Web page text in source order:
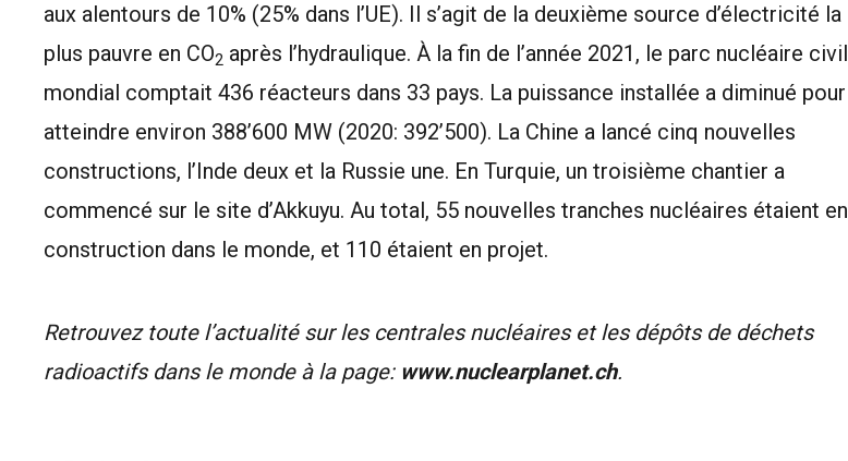
aux alentours de 10% (25% dans l’UE). Il s’agit de la deuxième source d’électricité la
plus pauvre en CO2 après l’hydraulique. À la fin de l’année 2021, le parc nucléaire civil
mondial comptait 436 réacteurs dans 33 pays. La puissance installée a diminué pour
atteindre environ 388’600 MW (2020: 392’500). La Chine a lancé cinq nouvelles
constructions, l’Inde deux et la Russie une. En Turquie, un troisième chantier a
commencé sur le site d’Akkuyu. Au total, 55 nouvelles tranches nucléaires étaient en
construction dans le monde, et 110 étaient en projet.
Retrouvez toute l’actualité sur les centrales nucléaires et les dépôts de déchets
radioactifs dans le monde à la page: www.nuclearplanet.ch.